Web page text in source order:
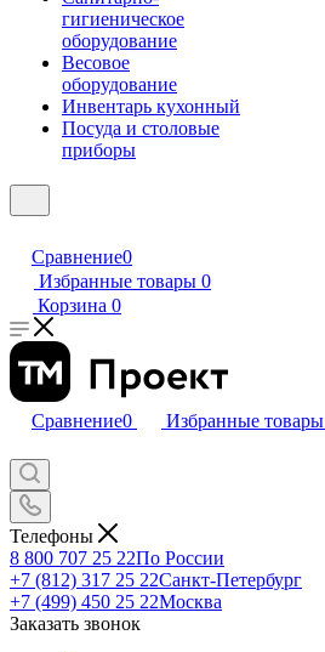
гигиеническое
оборудование
Весовое
оборудование
Инвентарь кухонный
Посуда и столовые
приборы
Сравнение0
Избранные товары 0
Корзина 0
Сравнение0 Избранные товары
Телефоны
8 800 707 25 22По России
+7 (812) 317 25 22Санкт-Петербург
+7 (499) 450 25 22Москва
Заказать звонок